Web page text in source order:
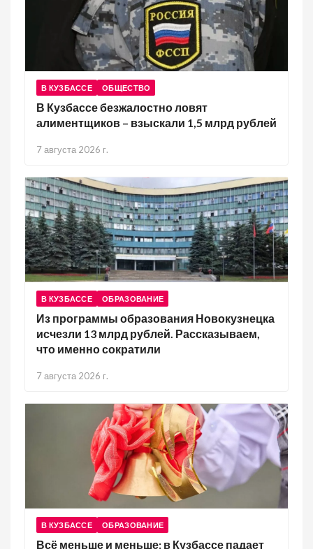
В КУЗБАССЕ ОБЩЕСТВО
В Кузбассе безжалостно ловят
алиментщиков – взыскали 1,5 млрд рублей
7 августа 2026 г.
В КУЗБАССЕ ОБРАЗОВАНИЕ
Из программы образования Новокузнецка
исчезли 13 млрд рублей. Рассказываем,
что именно сократили
7 августа 2026 г.
В КУЗБАССЕ ОБРАЗОВАНИЕ
Всё меньше и меньше: в Кузбассе падает